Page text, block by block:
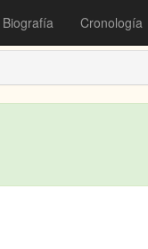
Biografía Cronología